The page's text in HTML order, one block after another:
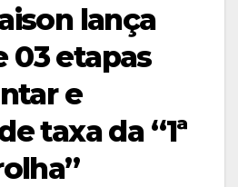
lança
03 etapas
e
taxa da “1ª